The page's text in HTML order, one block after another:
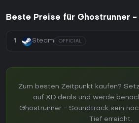
Beste Preise für Ghostrunner -
1 Steam OFFICIAL
Zum besten Zeitpunkt kaufen?
auf XD.deals und werde
Ghostrunner - Soundtrack sein
Tief erreicht.